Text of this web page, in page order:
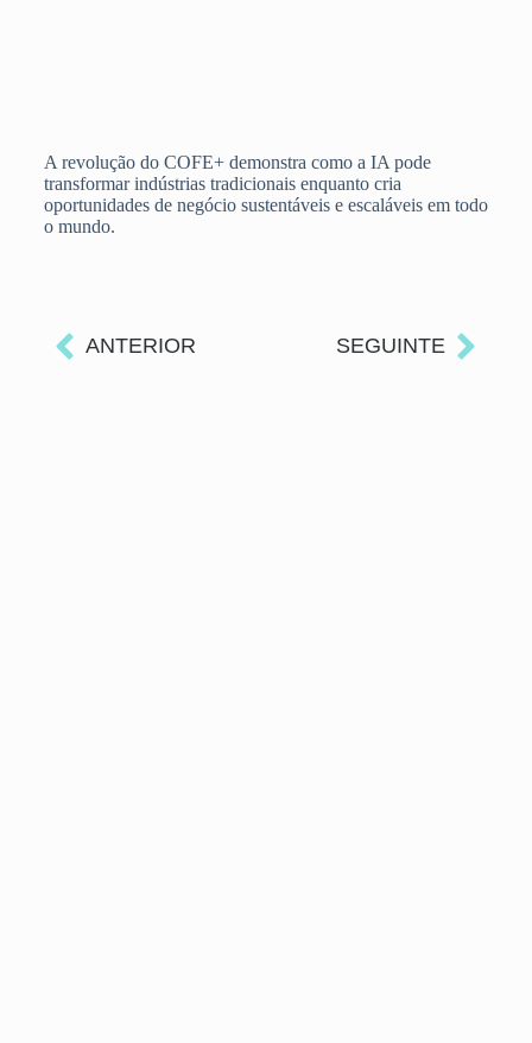
A revolução do COFE+ demonstra como a IA pode
transformar indústrias tradicionais enquanto cria
oportunidades de negócio sustentáveis e escaláveis em todo
o mundo.
ANTERIOR SEGUINTE